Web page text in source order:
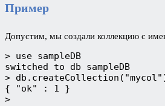
Пример
Допустим, мы создали коллекцию с
> use sampleDB
switched to db sampleDB
>
{ "ok" : 1 }
>